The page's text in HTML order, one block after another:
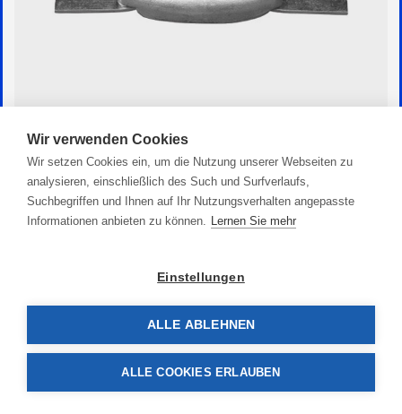
Zink Flachanode Birnenform
20,90 €
Wir verwenden Cookies
Wir setzen Cookies ein, um die Nutzung unserer Webseiten zu
analysieren, einschließlich des Such und Surfverlaufs,
Suchbegriffen und Ihnen auf Ihr Nutzungsverhalten angepasste
Informationen anbieten zu können. Lernen Sie mehr
Einstellungen
ALLE ABLEHNEN
ALLE COOKIES ERLAUBEN